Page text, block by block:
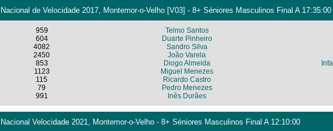
de Velocidade 2017, Montemor-o-Velho [V03] - 8+ Séniores Masculinos Final A 17:35:00
959
604
4082
2450
853
1123
115
79
991
Telmo Santos
Duarte Pinheiro
Sandro Silva
João Varela
Diogo Almeida
Miguel Menezes
Ricardo Castro
Pedro Menezes
Inês Durães
Velocidade 2021, Montemor-o-Velho - 8+ Séniores Masculinos Final A 12:10:00